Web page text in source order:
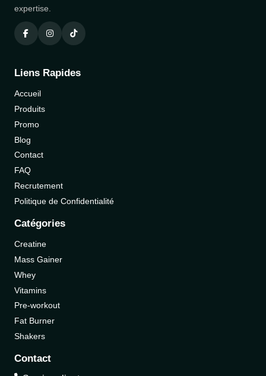
expertise.
Liens Rapides
Accueil
Produits
Promo
Blog
Contact
FAQ
Recrutement
Politique de Confidentialité
Catégories
Creatine
Mass Gainer
Whey
Vitamins
Pre-workout
Fat Burner
Shakers
Contact